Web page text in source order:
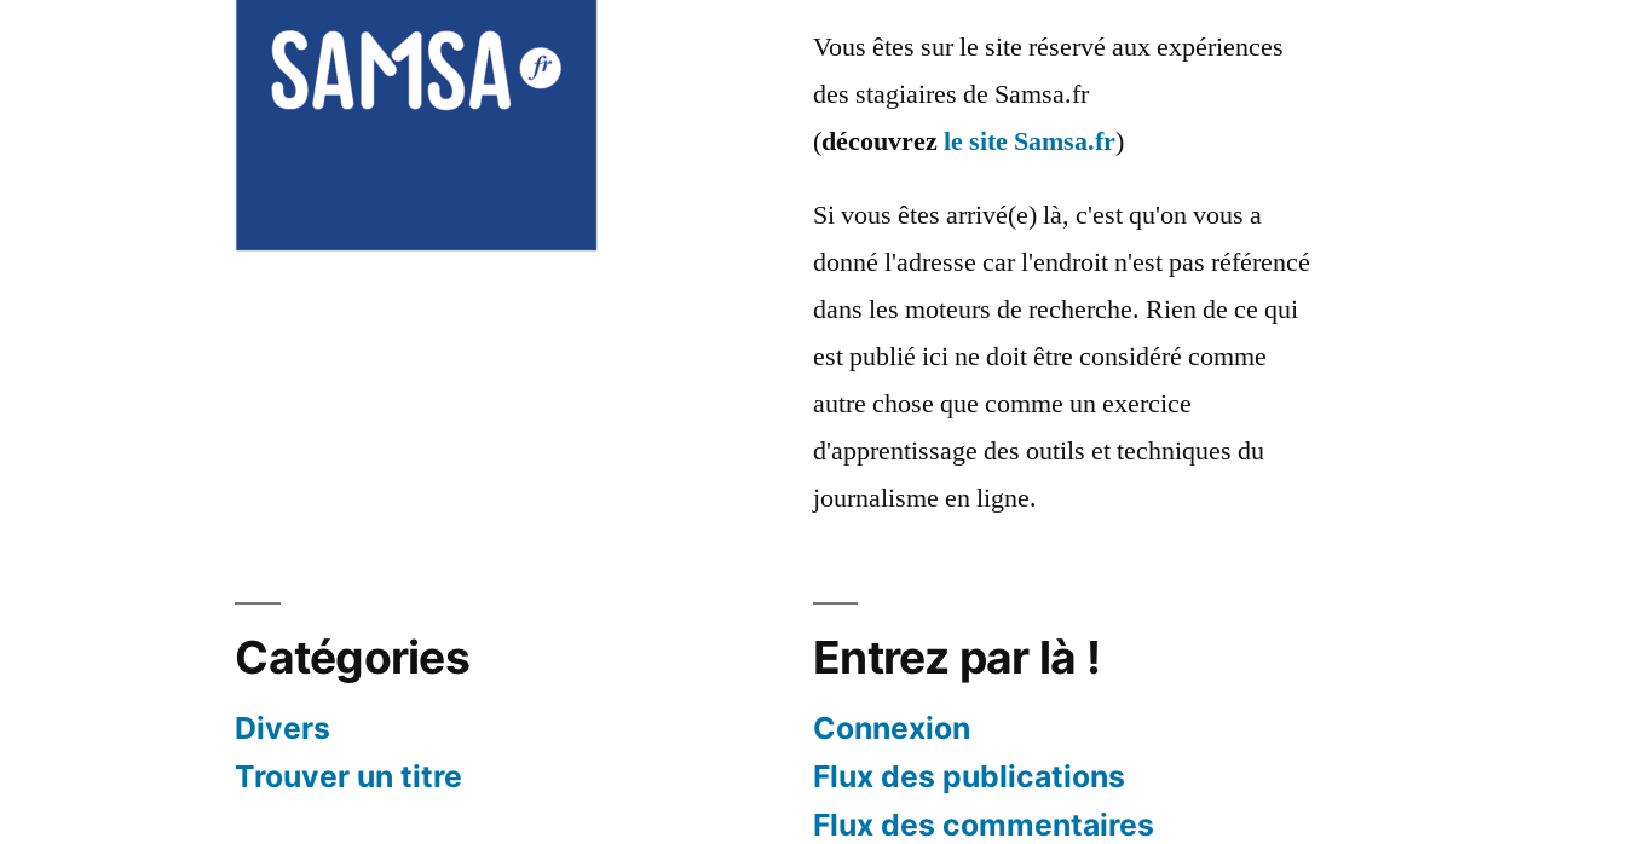
Vous êtes sur le site réservé aux expériences
des stagiaires de Samsa.fr
(découvrezle site Samsa.fr)
Si vous êtes arrivé(e) là, c'est qu'on vous a
donné l'adresse car l'endroit n'est pas référencé
dans les moteurs de recherche. Rien de ce qui
est publié ici ne doit être considéré comme
autre chose que comme un exercice
d'apprentissage des outils et techniques du
journalisme en ligne.
Catégories
Divers
Trouver un titre
Entrez par là !
Connexion
Flux des publications
Flux des commentaires